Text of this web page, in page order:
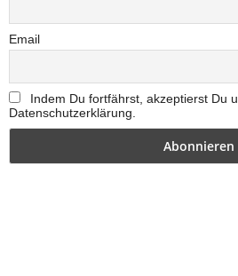
Email
Indem Du fortfährst, akzeptierst Du
Datenschutzerklärung.